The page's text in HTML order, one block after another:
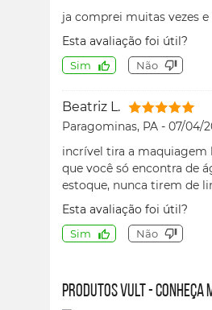
ja comprei muitas vezes
Esta avaliação foi útil?
Sim Não
Beatriz L.
Paragominas, PA - 07/04/
incrível tira a maquiagem
que você só encontra de
estoque, nunca tirem de
Esta avaliação foi útil?
Sim Não
Produtos Vult - conheça